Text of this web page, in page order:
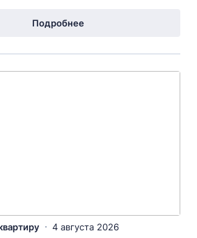
Подробнее
4 августа 2026